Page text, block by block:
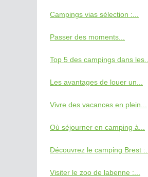
Campings vias sélection :...
Passer des moments...
Top 5 des campings dans les...
Les avantages de louer un...
Vivre des vacances en plein...
Où séjourner en camping à...
Découvrez le camping Brest :...
Visiter le zoo de labenne :...